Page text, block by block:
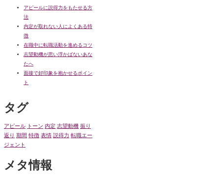
アピールに説得力をもたせる方
法
内定が取れない人によくある特
徴
在職中に転職活動を進めるコツ
志望動機が思い浮かばないあな
たへ
面接で好印象を抱かせるポイン
ト
タグ
アピール トーン 内定 志望動機 振り
返り 期間 特徴 表情 説得力 転職エー
ジェント
メタ情報